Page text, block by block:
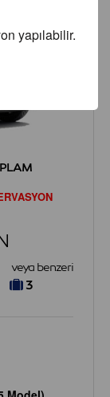
veya benzeri
3
yapılabilir.